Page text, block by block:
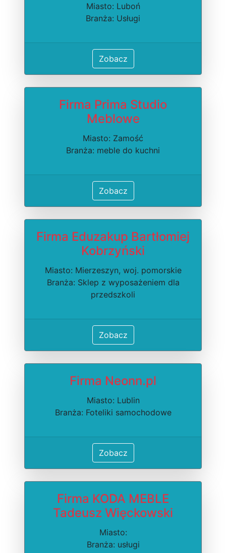
Miasto: Luboń
Branża: Usługi
Zobacz
Firma Prima Studio
Meblowe
Miasto: Zamość
Branża: meble do kuchni
Zobacz
Firma Eduzakup Bartłomiej
Kobrzyński
Miasto: Mierzeszyn, woj. pomorskie
Branża: Sklep z wyposażeniem dla
przedszkoli
Zobacz
Firma Neonn.pl
Miasto: Lublin
Branża: Foteliki samochodowe
Zobacz
Firma KODA MEBLE
Tadeusz Więckowski
Miasto:
Branża: usługi